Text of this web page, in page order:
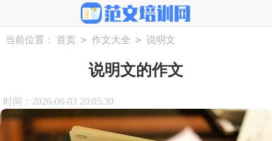
当前位置： 首页 > 作文大全 > 说明文
说明文的作文
时间：2026-06-03 20:05:30